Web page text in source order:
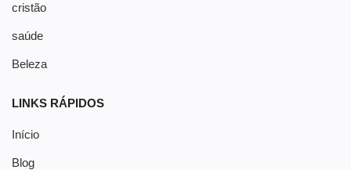
cristão
saúde
Beleza
LINKS RÁPIDOS
Início
Blog